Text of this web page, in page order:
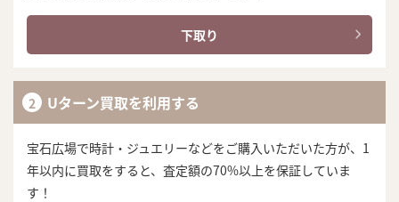
下取り
Uターン買取を利用する
宝石広場で時計・ジュエリーなどをご購入いただいた方が、1
年以内に買取をすると、査定額の70%以上を保証していま
す！
まずは
かんたん30秒でお試し査定